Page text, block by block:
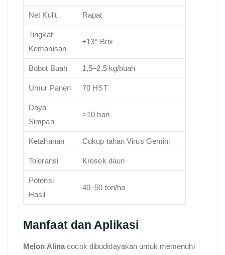
Net Kulit Rapat
Tingkat
Kemanisan
±13° Brix
Bobot Buah 1,5–2,5 kg/buah
Umur Panen 70 HST
Daya
Simpan
>10 hari
Ketahanan Cukup tahan Virus Gemini
Toleransi Kresek daun
Potensi
Hasil
40–50 ton/ha
Manfaat dan Aplikasi
Melon Alina cocok dibudidayakan untuk memenuhi